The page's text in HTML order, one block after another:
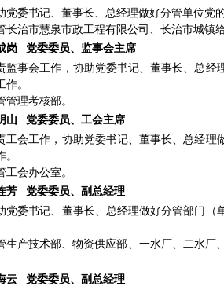
党委书记、董事长、总经理做好分管单位党
长治市慧泉市政工程有限公司、长治市城镇
岗
党委委员、监事会主席
监事会工作， 协助党委书记、董事长、总经
作。
管理考核部。
山
党委委员、工会主席
工会工作， 协助党委书记、董事长、总经理
工会办公室。
芳
党委委员、副总经理
党委书记、董事长、总经理做好分管部门（
生产技术部、物资供应部、 一水厂、二水厂
云
党委委员、副总经理